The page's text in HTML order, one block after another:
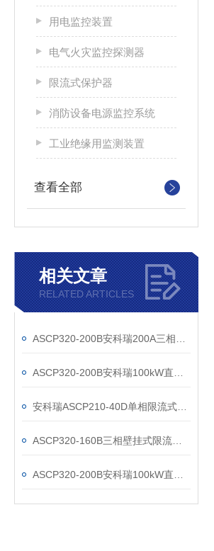
用电监控装置
电气火灾监控探测器
限流式保护器
消防设备电源监控系统
工业绝缘用监测装置
查看全部
相关文章
RELATED ARTICLES